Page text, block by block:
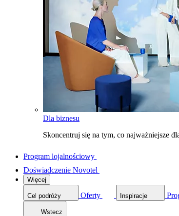
Dla biznesu
Skoncentruj się na tym, co najważniejsze
Program lojalnościowy
Doświadczenie Novotel
Więcej
Cel podróży Oferty Inspiracje
Wstecz